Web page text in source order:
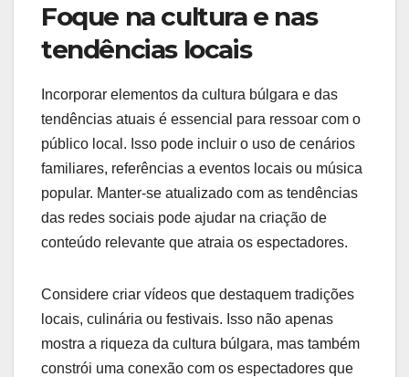
Foque na cultura e nas
tendências locais
Incorporar elementos da cultura búlgara e das
tendências atuais é essencial para ressoar com o
público local. Isso pode incluir o uso de cenários
familiares, referências a eventos locais ou música
popular. Manter-se atualizado com as tendências
das redes sociais pode ajudar na criação de
conteúdo relevante que atraia os espectadores.
Considere criar vídeos que destaquem tradições
locais, culinária ou festivais. Isso não apenas
mostra a riqueza da cultura búlgara, mas também
constrói uma conexão com os espectadores que